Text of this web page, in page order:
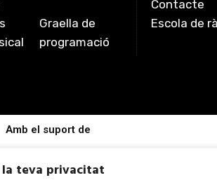
teva privacitat
Graella de
programació
Contacte
Escola de
Amb el suport de